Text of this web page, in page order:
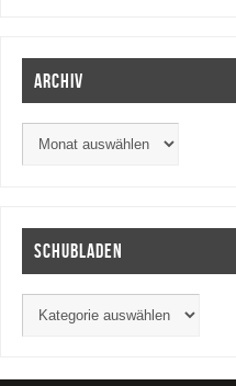
Archiv
Schubladen